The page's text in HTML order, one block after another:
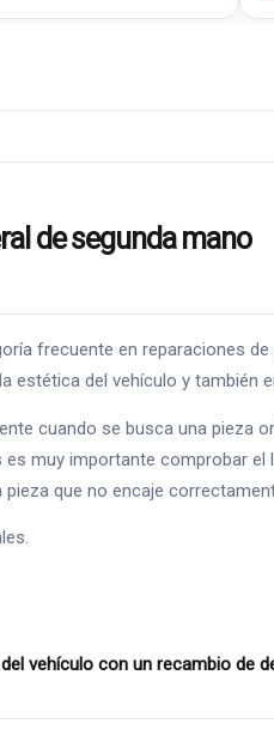
de segunda mano
frecuente en
del vehículo y también
cuando se busca una pieza
muy importante comprobar
que no encaje
vehículo con un recambio